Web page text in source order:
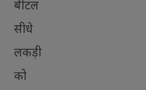
बीटल
सीधे
लकड़ी
को